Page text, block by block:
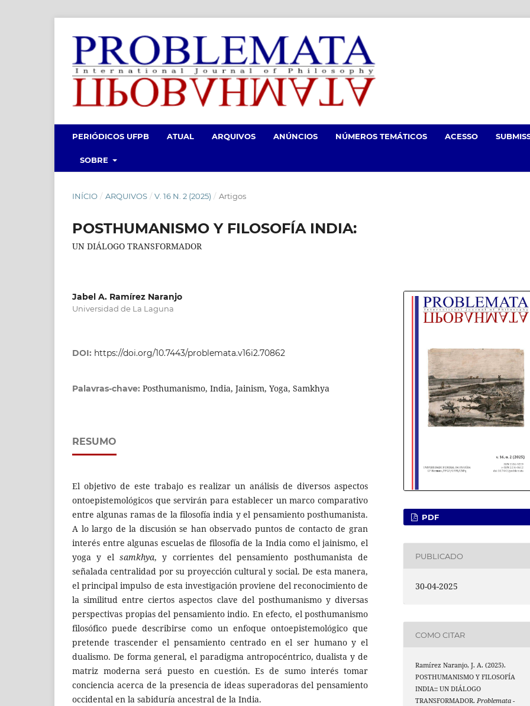
PERIÓDICOS UFPB ATUAL ARQUIVOS ANÚNCIOS NÚMEROS TEMÁTICOS ACESSO
SOBRE
INÍCIO / ARQUIVOS / V. 16 N. 2 (2025) / Artigos
POSTHUMANISMO Y FILOSOFÍA INDIA:
UN DIÁLOGO TRANSFORMADOR
Jabel A. Ramírez Naranjo
Universidad de La Laguna
DOI: https://doi.org/10.7443/problemata.v16i2.70862
Palavras-chave: Posthumanismo, India, Jainism, Yoga, Samkhya
RESUMO
El objetivo de este trabajo es realizar un análisis de diversos aspectos
ontoepistemológicos que servirán para establecer un marco comparativo
entre algunas ramas de la filosofía india y el pensamiento posthumanista.
A lo largo de la discusión se han observado puntos de contacto de gran
interés entre algunas escuelas de filosofía de la India como el jainismo, el
yoga y el samkhya, y corrientes del pensamiento posthumanista de
señalada centralidad por su proyección cultural y social. De esta manera,
el principal impulso de esta investigación proviene del reconocimiento de
la similitud entre ciertos aspectos clave del posthumanismo y diversas
perspectivas propias del pensamiento indio. En efecto, el posthumanismo
filosófico puede describirse como un enfoque ontoepistemológico que
pretende trascender el pensamiento centrado en el ser humano y el
dualismo. De forma general, el paradigma antropocéntrico, dualista y de
matriz moderna será puesto en cuestión. Es de sumo interés tomar
conciencia acerca de la presencia de ideas superadoras del pensamiento
occidental en la sabiduría ancestral de la India.
PDF
PUBLICADO
30-04-2025
COMO CITAR
Ramírez Naranjo, J. A. (2025).
POSTHUMANISMO Y FILOSOFÍA
INDIA:: UN DIÁLOGO
TRANSFORMADOR.Problemata -